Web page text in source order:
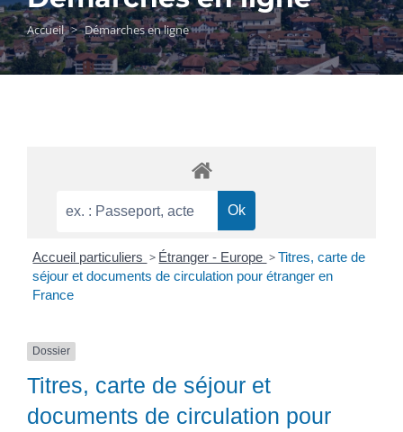
Accueil > Démarches en ligne
Accueil particuliers > Étranger - Europe > Titres, carte de
séjour et documents de circulation pour étranger en
France
Dossier
Titres, carte de séjour et
documents de circulation pour